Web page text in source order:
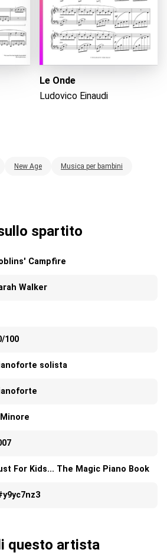
Le Onde
Ludovico Einaudi
New Age Musica per bambini
spartito
Campfire
Walker
100
solista
Minore
For Kids... The Magic Piano Book
questo artista